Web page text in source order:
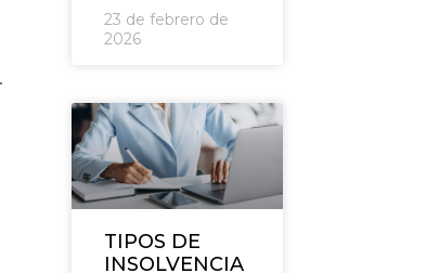
23 de febrero de
2026
TIPOS DE
INSOLVENCIA